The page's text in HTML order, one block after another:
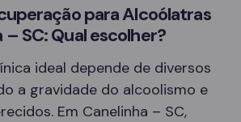
para Alcoólatras
– SC: Qual escolher?
ideal depende de diversos
a gravidade do alcoolismo e
Em Canelinha – SC,